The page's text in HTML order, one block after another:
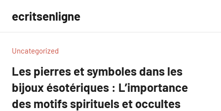
contenu
ecritsenligne
Uncategorized
Les pierres et symboles dans les
bijoux ésotériques : L’importance
des motifs spirituels et occultes